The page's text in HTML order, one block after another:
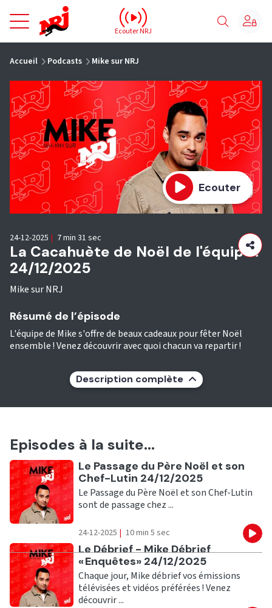
NRJ - Accueil
Ecouter NRJ
Accueil Podcasts Mike sur NRJ
Ecouter
La Cacahuète de Noël de l'équipe !
24/12/2025
Mike sur NRJ
24-12-2025 | 7 min 31 sec
Résumé de l’épisode
L'équipe de Mike s'offre de beaux cadeaux pour fêter Noël
ensemble ! Venez découvrir avec quoi chacun va repartir !
Description complète
Episodes à la suite...
Ecouter
Le Passage du Père Noël et son
Chef-Lutin 24/12/2025
Le Passage du Père Noël et son Chef-Lutin
sont de passage chez ...
24-12-2025 | 10 min 5 sec
Ecouter
Le Débrief - Mike Débrief
« Enquêtes» 24/12/2025
Chaque jour, Mike débrief vos émissions
télévisées et vidéos préférées ! Venez
découvrir ...